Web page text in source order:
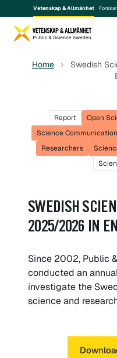
Vetenskap & Allmänhet
Home
Swedish
Report Open
Science Communication
Researchers
SWEDISH
2025/2026 IN
Since 2002, Public
conducted an
investigate the
science and